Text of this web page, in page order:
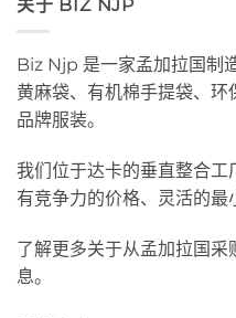
关于 BIZ NJP
Biz Njp 是一家孟加拉国制
黄麻袋、有机棉手提袋、
品牌服装。
我们位于达卡的垂直整合
有竞争力的价格、灵活的最
了解更多关于从孟加拉国
息。